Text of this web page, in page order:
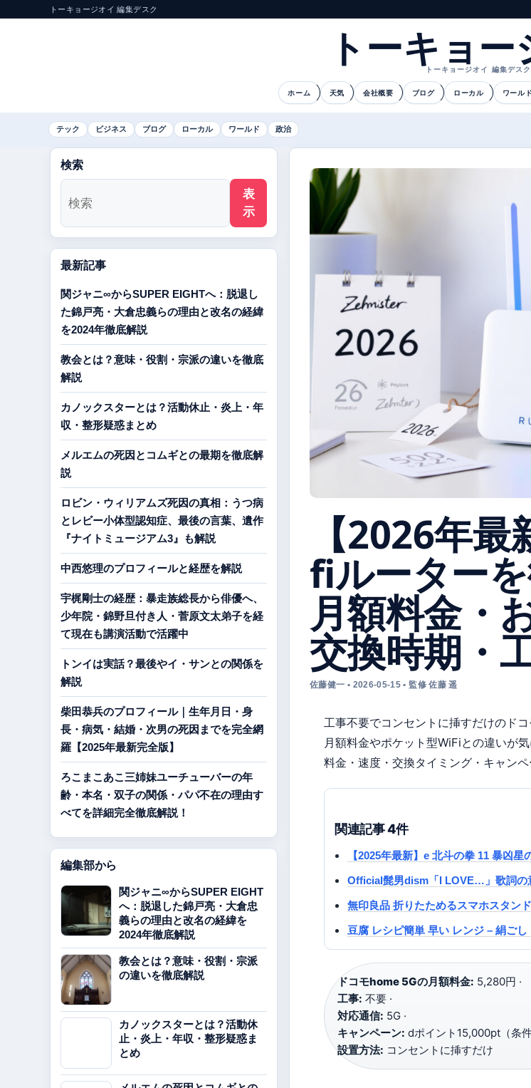
トーキョージオイ 編集デスク
トーキョー
トーキョージオイ 編集デスク
ホーム 天気 会社概要 ブログ ローカル ワールド
テック ビジネス ブログ ローカル ワールド 政治
【2026年
fiルーターを
月額料金・
交換時期・
佐藤健一 • 2026-05-15 • 監修 佐藤 遥
工事不要でコンセントに挿すだけのド
月額料金やポケット型WiFiとの違いが
料金・速度・交換タイミング・キャン
関連記事 4件
【2025年最新】e 北斗の拳 11 暴凶
Official髭男dism「I LOVE…」歌詞の
無印良品 折りたためるスマホスタン
豆腐 レシピ簡単 早い レンジ – 絹ご
ドコモhome 5Gの月額料金: 5,280円 ·
工事: 不要 ·
対応通信: 5G ·
キャンペーン: dポイント15,000pt（条
設置方法: コンセントに挿すだけ
検索
表
示
最新記事
関ジャニ∞からSUPER EIGHTへ：脱退し
た錦戸亮・大倉忠義らの理由と改名の経緯
を2024年徹底解説
教会とは？意味・役割・宗派の違いを徹底
解説
カノックスターとは？活動休止・炎上・年
収・整形疑惑まとめ
メルエムの死因とコムギとの最期を徹底解
説
ロビン・ウィリアムズ死因の真相：うつ病
とレビー小体型認知症、最後の言葉、遺作
『ナイトミュージアム3』も解説
中西悠理のプロフィールと経歴を解説
宇梶剛士の経歴：暴走族総長から俳優へ、
少年院・錦野旦付き人・菅原文太弟子を経
て現在も講演活動で活躍中
トンイは実話？最後やイ・サンとの関係を
解説
柴田恭兵のプロフィール｜生年月日・身
長・病気・結婚・次男の死因までを完全網
羅【2025年最新完全版】
ろこまこあこ三姉妹ユーチューバーの年
齢・本名・双子の関係・パパ不在の理由す
べてを詳細完全徹底解説！
編集部から
関ジャニ∞からSUPER EIGHT
へ：脱退した錦戸亮・大倉忠
義らの理由と改名の経緯を
2024年徹底解説
教会とは？意味・役割・宗派
の違いを徹底解説
カノックスターとは？活動休
止・炎上・年収・整形疑惑ま
とめ